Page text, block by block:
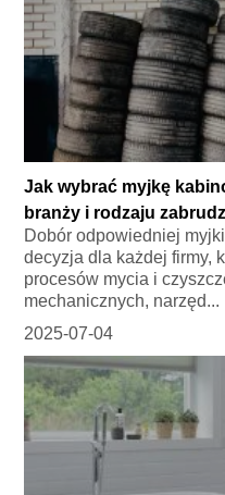
Jak wybrać myjkę
branży i rodzaju
Dobór odpowiedniej
decyzja dla każdej firmy,
procesów mycia i
mechanicznych, narzęd...
2025-07-04